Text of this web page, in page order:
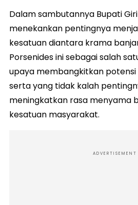
Dalam sambutannya Bupati
menekankan pentingnya
kesatuan diantara krama
Porsenides ini sebagai salah
upaya membangkitkan potensi
serta yang tidak kalah
meningkatkan rasa menyama
kesatuan masyarakat.
ADVERTISEMENT